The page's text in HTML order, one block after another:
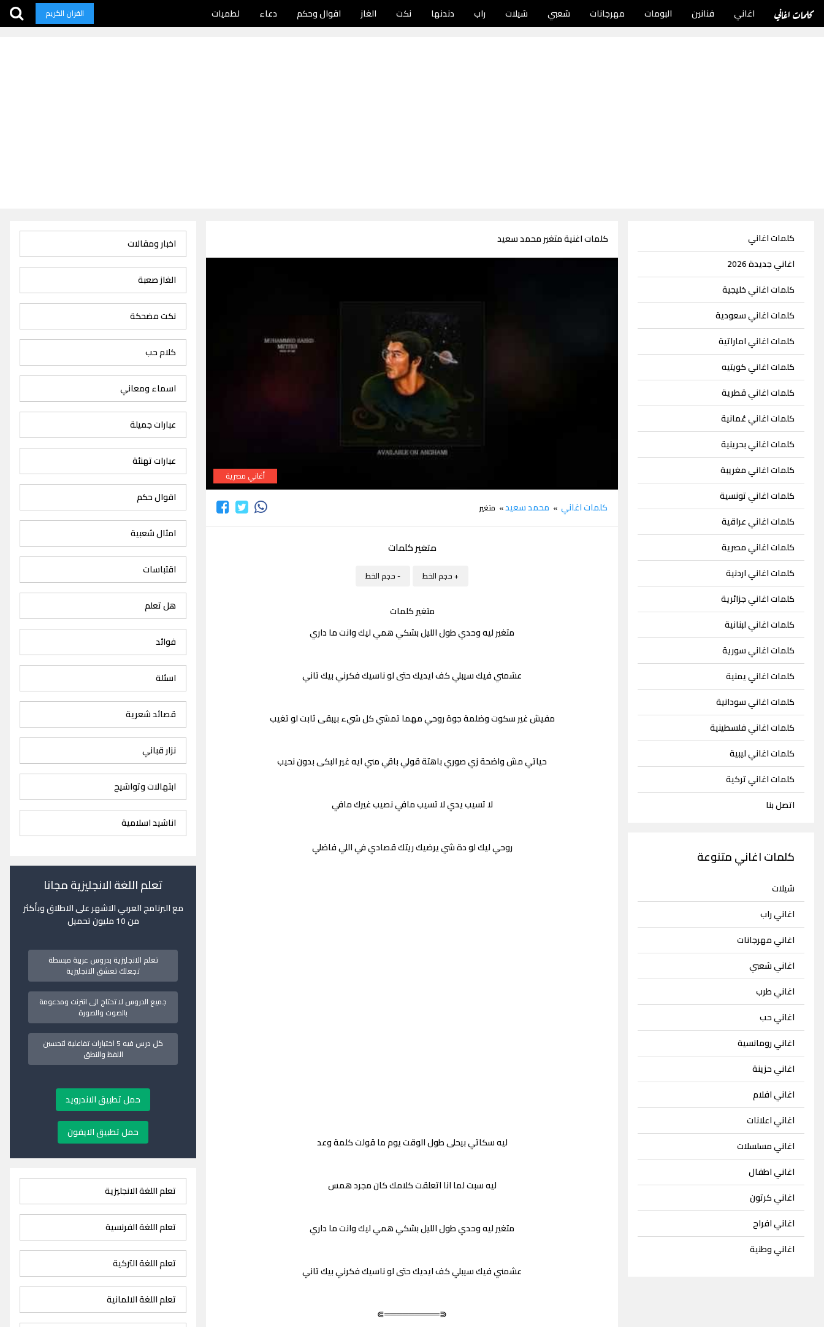
كلمات اغاني اغاني فنانين البومات مهرجانات شعبي شيلات راب دندنها نكت الغاز اقوال وحكم دعاء لطميات القران الكريم
كلمات اغاني
اغاني جديدة 2026
كلمات اغاني خليجية
كلمات اغاني سعودية
كلمات اغاني اماراتية
كلمات اغاني كويتيه
كلمات اغاني قطرية
كلمات اغاني عُمانية
كلمات اغاني بحرينية
كلمات اغاني مغريبة
كلمات اغاني تونسية
كلمات اغاني عراقية
كلمات اغاني مصرية
كلمات اغاني اردنية
كلمات اغاني جزائرية
كلمات اغاني لبنانية
كلمات اغاني سورية
كلمات اغاني يمنية
كلمات اغاني سودانية
كلمات اغاني فلسطينية
كلمات اغاني ليبية
كلمات اغاني تركية
اتصل بنا
كلمات اغاني متنوعة
شيلات
اغاني راب
اغاني مهرجانات
اغاني شعبي
اغاني طرب
اغاني حب
اغاني رومانسية
اغاني حزينة
اغاني افلام
اغاني اعلانات
اغاني مسلسلات
اغاني اطفال
اغاني كرتون
اغاني افراح
اغاني وطنية
كلمات اغنية متغير محمد سعيد
أغاني مصرية
كلمات اغاني » محمد سعيد» متغير
متغير كلمات
+ حجم الخط - حجم الخط
متغير كلمات
متغير ليه وحدي طول الليل بشكي همي ليك وانت ما داري
عشمني فيك سيبلي كف ايديك حتى لو ناسيك فكرني بيك تاني
مفيش غير سكوت وضلمة جوة روحي مهما تمشي كل شيء بيبقى ثابت لو تغيب
حياتي مش واضحة زي صوري باهتة قولي باقي مني ايه غير البكى بدون نحيب
لا تسيب يدي لا تسيب مافي نصيب غيرك مافي
روحي ليك لو دة شي يرضيك ريتك قصادي في اللي فاضلي
ليه سكاتي بيحلى طول الوقت يوم ما قولت كلمة وعد
ليه سبت لما انا اتعلقت كلامك كان مجرد همس
متغير ليه وحدي طول الليل بشكي همي ليك وانت ما داري
عشمني فيك سيبلي كف ايديك حتى لو ناسيك فكرني بيك تاني
⋐═════════⋑
اخبار ومقالات
الغاز صعبة
نكت مضحكة
كلام حب
اسماء ومعاني
عبارات جميلة
عبارات تهنئة
اقوال حكم
امثال شعبية
اقتباسات
هل تعلم
فوائد
اسئلة
قصائد شعرية
نزار قباني
ابتهالات وتواشيح
اناشيد اسلامية
تعلم اللغة الانجليزية مجانا
مع البرنامج العربي الاشهر على الاطلاق وبأكثر
من 10 مليون تحميل
تعلم الانجليزية بدروس عربية مبسطة
تجعلك تعشق الانجليزية
جميع الدروس لا تحتاج الى انترنت ومدعومة
بالصوت والصورة
كل درس فيه 5 اختبارات تفاعلية لتحسين
اللفظ والنطق
حمل تطبيق الاندرويد
حمل تطبيق الايفون
تعلم اللغة الانجليزية
تعلم اللغة الفرنسية
تعلم اللغة التركية
تعلم اللغة الالمانية